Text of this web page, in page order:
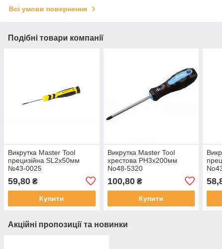
Всі умови повернення
Подібні товари компанії
Викрутка Master Tool
прецизійна SL2х50мм
№43-0025
59,80 ₴
Купити
Викрутка Master Tool
хрестова PH3х200мм
No48-5320
100,80₴
Купити
Акційні пропозиції та новинки